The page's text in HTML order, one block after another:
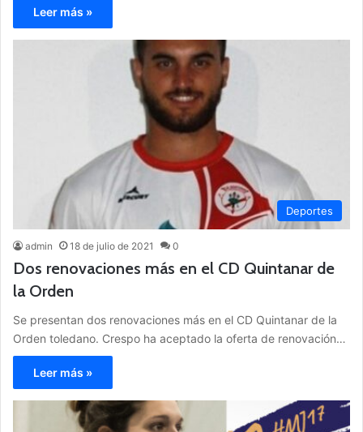
Leer más »
Deportes
admin 18 de julio de 2021 0
Dos renovaciones más en el CD Quintanar de
la Orden
Se presentan dos renovaciones más en el CD Quintanar de la
Orden toledano. Crespo ha aceptado la oferta de renovación…
Leer más »